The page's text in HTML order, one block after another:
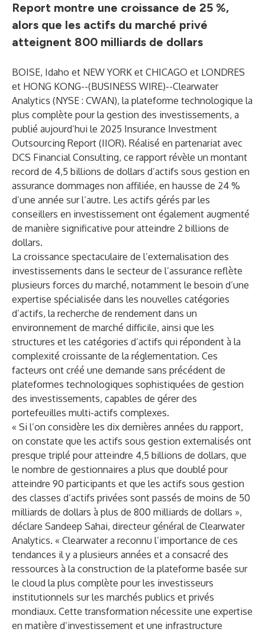
Report montre une croissance de 25 %,
alors que les actifs du marché privé
atteignent 800 milliards de dollars
BOISE, Idaho et NEW YORK et CHICAGO et LONDRES
et HONG KONG--(BUSINESS WIRE)--Clearwater
Analytics (NYSE : CWAN), la plateforme technologique la
plus complète pour la gestion des investissements, a
publié aujourd’hui le 2025 Insurance Investment
Outsourcing Report (IIOR). Réalisé en partenariat avec
DCS Financial Consulting, ce rapport révèle un montant
record de 4,5 billions de dollars d’actifs sous gestion en
assurance dommages non affiliée, en hausse de 24 %
d’une année sur l’autre. Les actifs gérés par les
conseillers en investissement ont également augmenté
de manière significative pour atteindre 2 billions de
dollars.
La croissance spectaculaire de l’externalisation des
investissements dans le secteur de l’assurance reflète
plusieurs forces du marché, notamment le besoin d’une
expertise spécialisée dans les nouvelles catégories
d’actifs, la recherche de rendement dans un
environnement de marché difficile, ainsi que les
structures et les catégories d’actifs qui répondent à la
complexité croissante de la réglementation. Ces
facteurs ont créé une demande sans précédent de
plateformes technologiques sophistiquées de gestion
des investissements, capables de gérer des
portefeuilles multi-actifs complexes.
« Si l’on considère les dix dernières années du rapport,
on constate que les actifs sous gestion externalisés ont
presque triplé pour atteindre 4,5 billions de dollars, que
le nombre de gestionnaires a plus que doublé pour
atteindre 90 participants et que les actifs sous gestion
des classes d’actifs privées sont passés de moins de 50
milliards de dollars à plus de 800 milliards de dollars »,
déclare Sandeep Sahai, directeur général de Clearwater
Analytics. « Clearwater a reconnu l’importance de ces
tendances il y a plusieurs années et a consacré des
ressources à la construction de la plateforme basée sur
le cloud la plus complète pour les investisseurs
institutionnels sur les marchés publics et privés
mondiaux. Cette transformation nécessite une expertise
en matière d’investissement et une infrastructure